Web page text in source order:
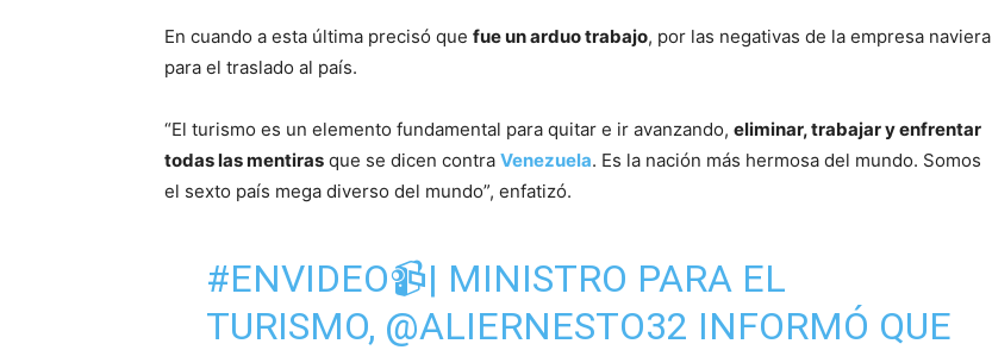
En cuando a esta última precisó que fue un arduo trabajo, por las negativas de la empresa naviera
para el traslado al país.
“El turismo es un elemento fundamental para quitar e ir avanzando, eliminar, trabajar y enfrentar
todas las mentiras que se dicen contra Venezuela. Es la nación más hermosa del mundo. Somos
el sexto país mega diverso del mundo”, enfatizó.
#ENVIDEO📹| MINISTRO PARA EL
TURISMO, @ALIERNESTO32 INFORMÓ QUE